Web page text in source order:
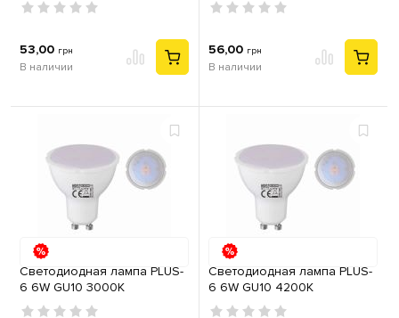
53,00 грн
В наличии
56,00 грн
В наличии
Светодиодная лампа PLUS-
6 6W GU10 3000К
Светодиодная лампа PLUS-
6 6W GU10 4200К